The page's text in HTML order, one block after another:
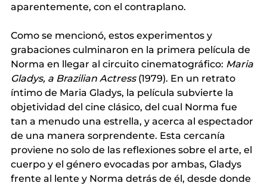
aparentemente, con el contraplano.
Como se mencionó, estos experimentos y
grabaciones culminaron en la primera película de
Norma en llegar al circuito cinematográfico: Maria
Gladys, a Brazilian Actress (1979). En un retrato
íntimo de Maria Gladys, la película subvierte la
objetividad del cine clásico, del cual Norma fue
tan a menudo una estrella, y acerca al espectador
de una manera sorprendente. Esta cercanía
proviene no solo de las reflexiones sobre el arte, el
cuerpo y el género evocadas por ambas, Gladys
frente al lente y Norma detrás de él, desde donde